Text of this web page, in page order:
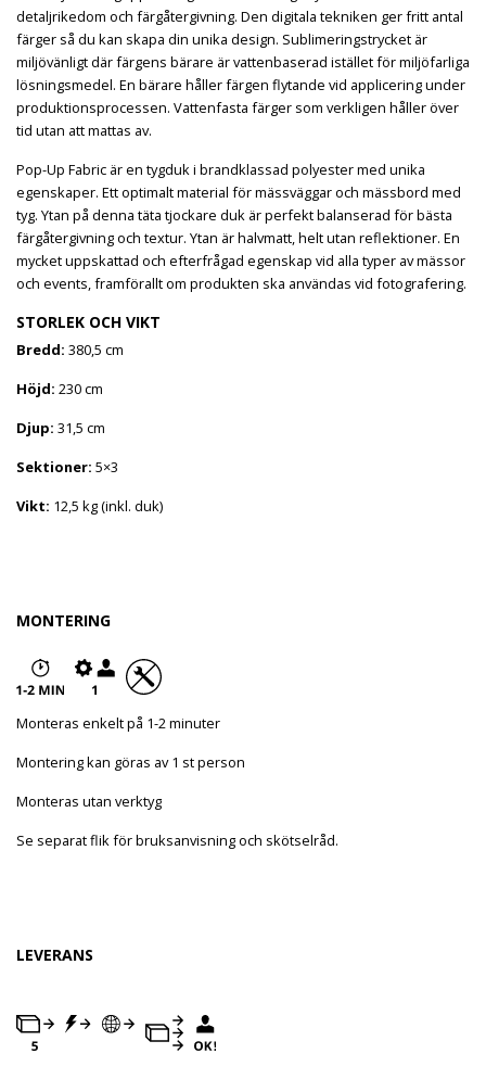
detaljrikedom och färgåtergivning. Den digitala tekniken ger fritt antal
färger så du kan skapa din unika design. Sublimeringstrycket är
miljövänligt där färgens bärare är vattenbaserad istället för miljöfarliga
lösningsmedel. En bärare håller färgen flytande vid applicering under
produktionsprocessen. Vattenfasta färger som verkligen håller över
tid utan att mattas av.
Pop-Up Fabric är en tygduk i brandklassad polyester med unika
egenskaper. Ett optimalt material för mässväggar och mässbord med
tyg. Ytan på denna täta tjockare duk är perfekt balanserad för bästa
färgåtergivning och textur. Ytan är halvmatt, helt utan reflektioner. En
mycket uppskattad och efterfrågad egenskap vid alla typer av mässor
och events, framförallt om produkten ska användas vid fotografering.
STORLEK OCH VIKT
Bredd: 380,5 cm
Höjd: 230 cm
Djup: 31,5 cm
Sektioner: 5×3
Vikt: 12,5 kg (inkl. duk)
MONTERING
Monteras enkelt på 1-2 minuter
Montering kan göras av 1 st person
Monteras utan verktyg
Se separat flik för bruksanvisning och skötselråd.
LEVERANS